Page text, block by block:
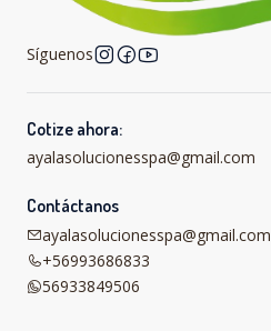
Síguenos
Cotize ahora:
ayalasolucionesspa@gmail.com
Contáctanos
ayalasolucionesspa@gmail.com
+56993686833
56933849506